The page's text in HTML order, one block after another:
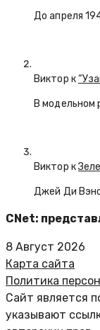
До апреля
Виктор к
В модельном
Виктор к
Джей Ди
CNet:
8 Август 2026
Карта сайта
Политика
Сайт является
указывают